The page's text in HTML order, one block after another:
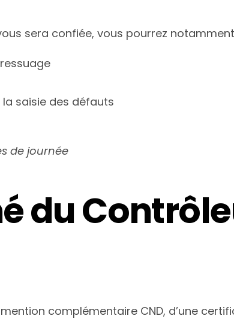
sera confiée, vous pourrez
saisie des défauts
de journée
du
complémentaire CND, d’une